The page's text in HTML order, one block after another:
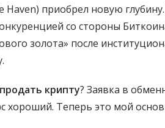
Haven) приобрел новую
со стороны
золота» после
крипту? Заявка в
хороший. Теперь это мой